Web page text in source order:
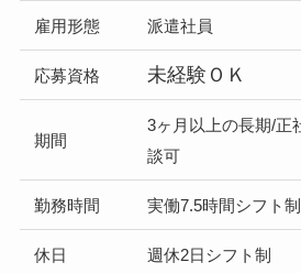
雇用形態 派遣社員
応募資格 未経験ＯＫ
期間
3ヶ月以上の長期/正
談可
勤務時間 実働7.5時間シフト制
休日 週休2日シフト制